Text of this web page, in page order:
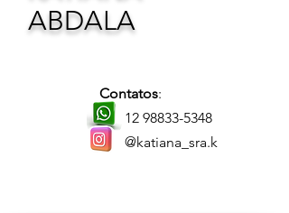
ABDALA
Contatos:
12 98833-5348
@katiana_sra.k